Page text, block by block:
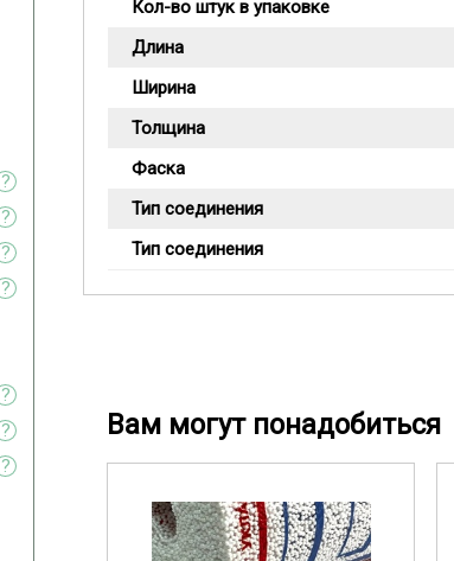
Кол-во штук в упаковке
Длина
Ширина
Толщина
Фаска
Тип соединения
Тип соединения
Вам могут понадобиться
?
?
?
?
?
?
?